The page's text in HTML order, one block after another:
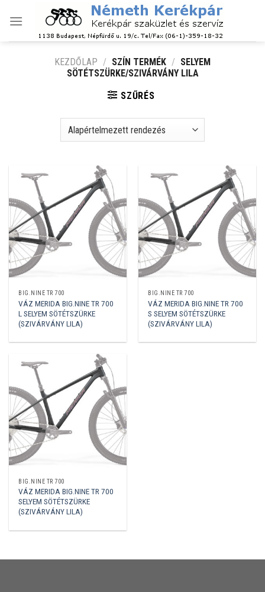
KEZDŐLAP / SZÍN TERMÉK / SELYEM
SÖTÉTSZÜRKE/SZIVÁRVÁNY LILA
SZŰRÉS
BIG.NINE TR 700
VÁZ MERIDA BIG.NINE TR 700
L SELYEM SÖTÉTSZÜRKE
(SZIVÁRVÁNY LILA)
BIG.NINE TR 700
VÁZ MERIDA BIG.NINE TR 700
S SELYEM SÖTÉTSZÜRKE
(SZIVÁRVÁNY LILA)
BIG.NINE TR 700
VÁZ MERIDA BIG.NINE TR 700
SELYEM SÖTÉTSZÜRKE
(SZIVÁRVÁNY LILA)